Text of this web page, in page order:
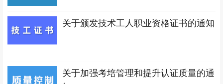
关于颁发技术工人职业资格证书的通知
关于加强考培管理和提升认证质量的通